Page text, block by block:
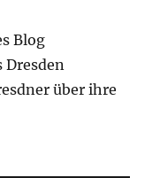
Blog
Dresden
über ihre